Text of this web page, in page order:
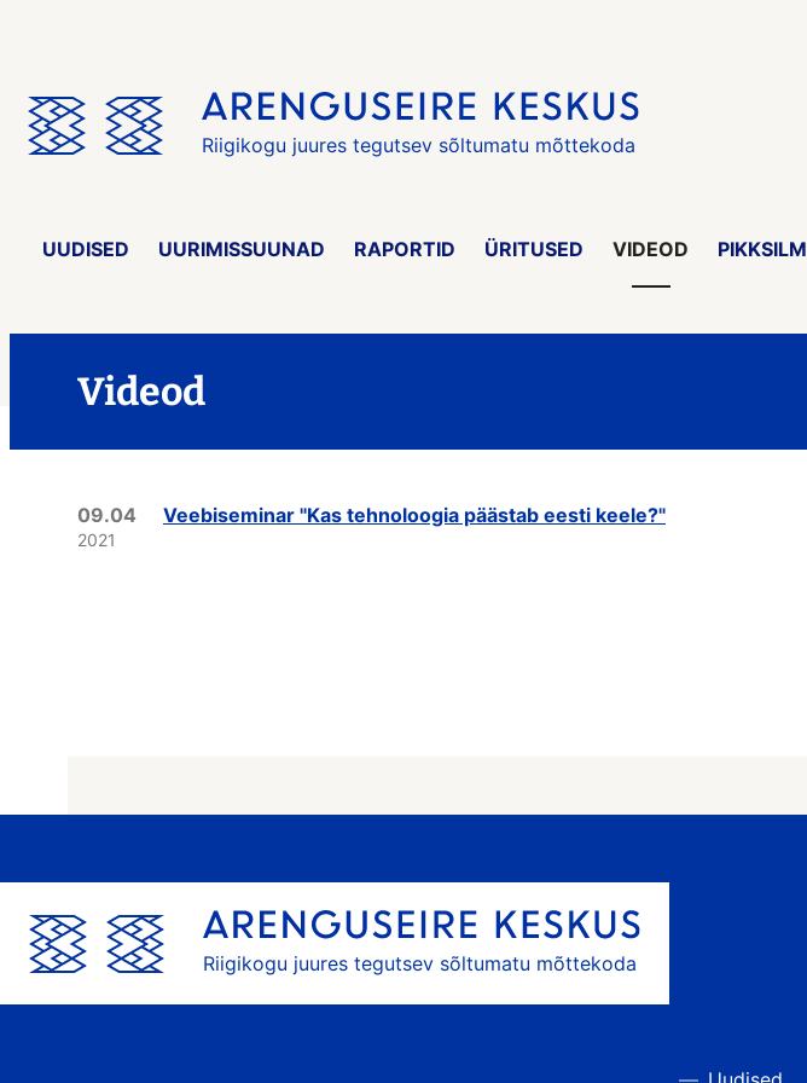
Riigikogu juures tegutsev sõltumatu mõttekoda
UUDISED UURIMISSUUNAD RAPORTID ÜRITUSED VIDEOD PIKKSILM
Videod
09.04
2021
Veebiseminar "Kas tehnoloogia päästab eesti keele?"
Riigikogu juures tegutsev sõltumatu mõttekoda